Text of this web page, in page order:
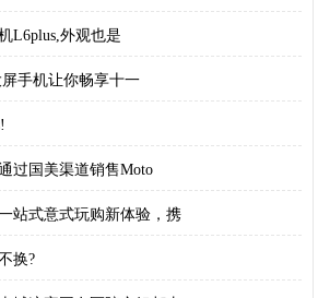
L6plus,外观也是
手机让你畅享十一
过国美渠道销售Moto
站式意式玩购新体验，携
换?